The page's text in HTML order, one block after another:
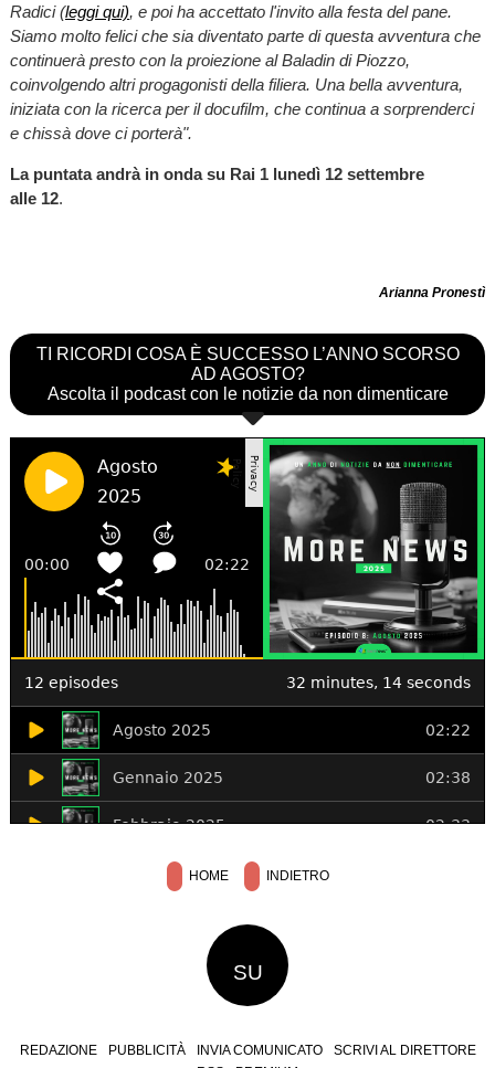
Radici (leggi qui), e poi ha accettato l'invito alla festa del pane.
Siamo molto felici che sia diventato parte di questa avventura che
continuerà presto con la proiezione al Baladin di Piozzo,
coinvolgendo altri progagonisti della filiera. Una bella avventura,
iniziata con la ricerca per il docufilm, che continua a sorprenderci
e chissà dove ci porterà".
La puntata andrà in onda su Rai 1 lunedì 12 settembre
alle 12.
Arianna Pronestì
TI RICORDI COSA È SUCCESSO L’ANNO SCORSO
AD AGOSTO?
Ascolta il podcast con le notizie da non dimenticare
HOME INDIETRO
SU
REDAZIONE PUBBLICITÀ INVIA COMUNICATO
SCRIVI AL DIRETTORE